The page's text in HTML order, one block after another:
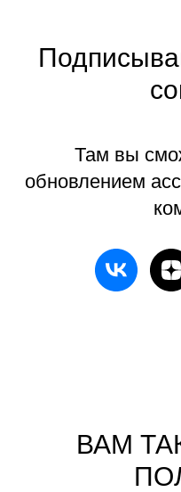
Там вы
обновлением
ВАМ